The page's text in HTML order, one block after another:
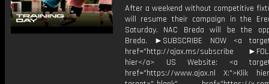
After a weekend without competitive
will resume their campaign in the
Saturday. NAC Breda will be the
Breda. ►SUBSCRIBE NOW <a
href="http://ajax.ms/subscribe
hier</a> US Website: <a
href="https://www.ajax.nl X:">Klik